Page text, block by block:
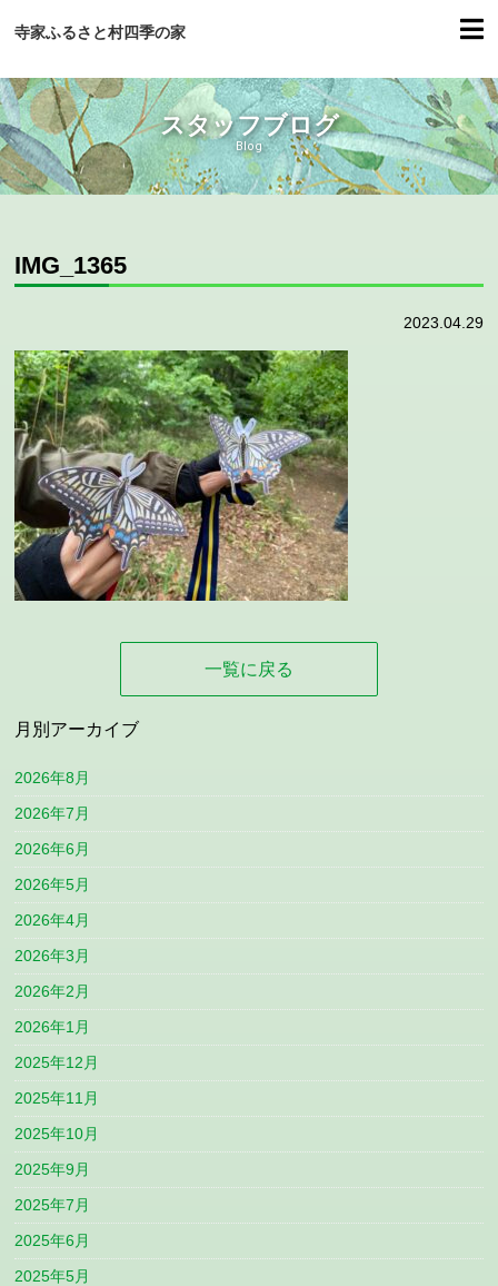
寺家ふるさと村四季の家
スタッフブログ
Blog
IMG_1365
2023.04.29
一覧に戻る
月別アーカイブ
2026年8月
2026年7月
2026年6月
2026年5月
2026年4月
2026年3月
2026年2月
2026年1月
2025年12月
2025年11月
2025年10月
2025年9月
2025年7月
2025年6月
2025年5月